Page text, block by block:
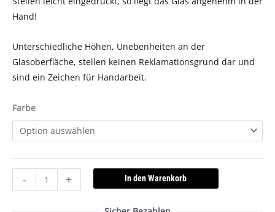
Hand!
Unterschiedliche Höhen, Unebenheiten an der
Glasoberfläche, stellen keinen Reklamationsgrund dar und
sind ein Zeichen für Handarbeit.
Farbe
- + In den Warenkorb